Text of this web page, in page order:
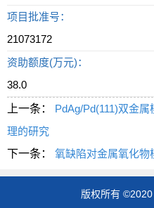
项目批准号：
21073172
资助额度(万元)：
38.0
上一条：
PdAg/Pd(111)双金
理的研究
下一条：
氧缺陷对金属氧化物
版权所有